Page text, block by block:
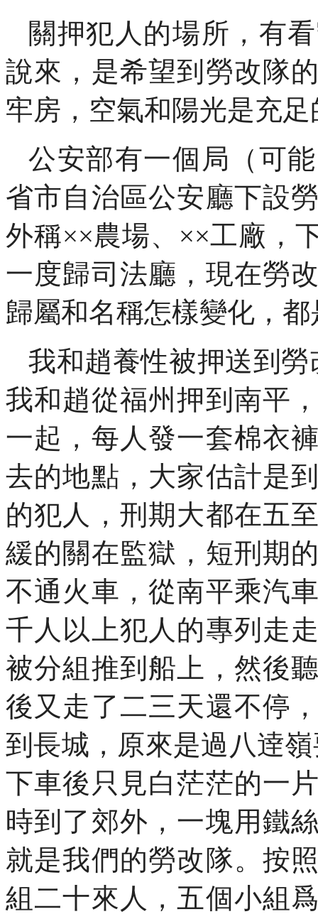
關押犯人的場所，有
說來，是希望到勞改隊
牢房，空氣和陽光是充足
公安部有一個局（可
省市自治區公安廳下設
外稱××農場、××工廠，
一度歸司法廳，現在勞
歸屬和名稱怎樣變化，
我和趙養性被押送到
我和趙從福州押到南平
一起，每人發一套棉衣
去的地點，大家估計是
的犯人，刑期大都在五
緩的關在監獄，短刑期
不通火車，從南平乘汽
千人以上犯人的專列走
被分組推到船上，然後
後又走了二三天還不停
到長城，原來是過八逹
下車後只見白茫茫的一
時到了郊外，一塊用鐵
就是我們的勞改隊。按
組二十來人，五個小組